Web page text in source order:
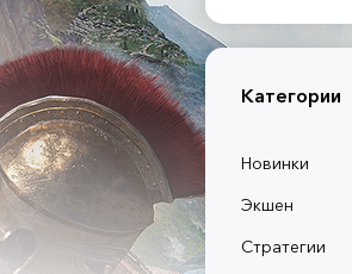
Категории
Новинки
Экшен
Стратегии